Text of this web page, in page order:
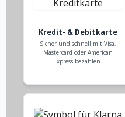
Kredit- & Debitkarte
Sicher und schnell mit Visa,
Mastercard oder American
Express bezahlen.